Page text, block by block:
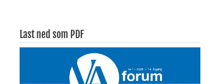
Last ned som PDF